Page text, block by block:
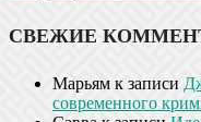
СВЕЖИЕ
Марьям к записи
современного